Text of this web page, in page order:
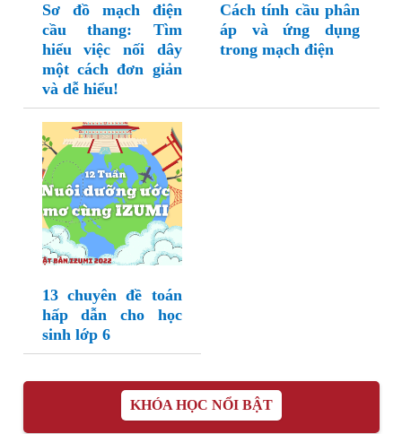
Sơ đồ mạch điện
cầu thang: Tìm
hiểu việc nối dây
một cách đơn giản
và dễ hiểu!
Cách tính cầu phân
áp và ứng dụng
trong mạch điện
13 chuyên đề toán
hấp dẫn cho học
sinh lớp 6
KHÓA HỌC NỔI BẬT